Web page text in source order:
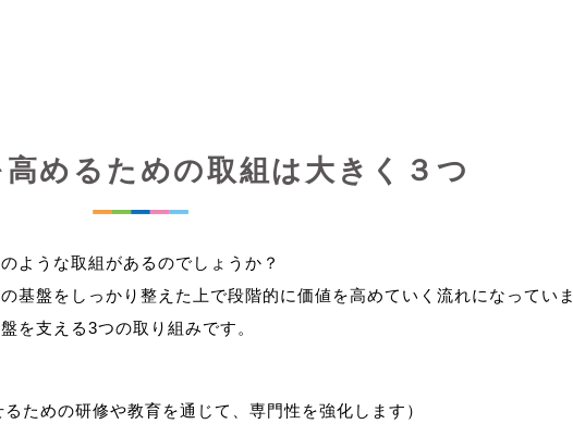
めるための取組は大きく３つ
ような取組があるのでしょうか？
基盤をしっかり整えた上で段階的に価値を高めていく流れになっていま
るための研修や教育を通じて、専門性を強化します）